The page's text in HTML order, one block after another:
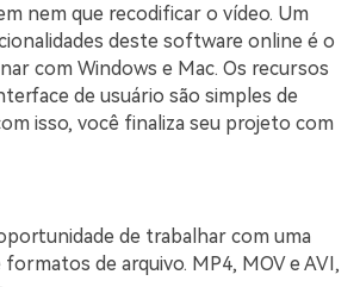
nem que recodificar o vídeo. Um
deste software online é o
com Windows e Mac. Os recursos
de usuário são simples de
isso, você finaliza seu projeto com
de trabalhar com uma
formatos de arquivo. MP4, MOV e AVI,